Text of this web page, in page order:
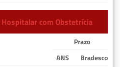
com Obstetrícia
Prazo
ANS
Bradesco